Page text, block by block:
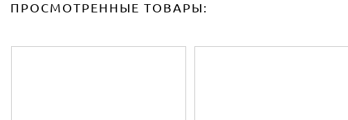
ПРОСМОТРЕННЫЕ ТОВАРЫ: